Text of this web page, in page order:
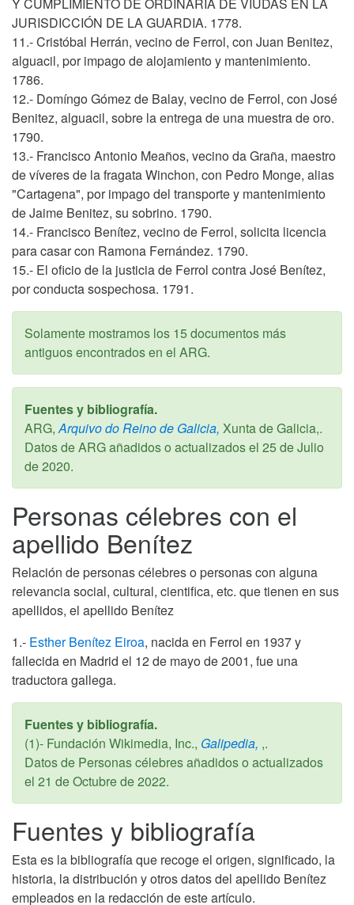
JURISDICCIÓN DE LA GUARDIA. 1778.
11.- Cristóbal Herrán, vecino de Ferrol, con Juan Benitez,
alguacil, por impago de alojamiento y mantenimiento.
1786.
12.- Domíngo Gómez de Balay, vecino de Ferrol, con José
Benitez, alguacil, sobre la entrega de una muestra de oro.
1790.
13.- Francisco Antonio Meaños, vecino da Graña, maestro
de víveres de la fragata Winchon, con Pedro Monge, alias
"Cartagena", por impago del transporte y mantenimiento
de Jaime Benitez, su sobrino. 1790.
14.- Francisco Benítez, vecino de Ferrol, solicita licencia
para casar con Ramona Fernández. 1790.
15.- El oficio de la justicia de Ferrol contra José Benítez,
por conducta sospechosa. 1791.
Solamente mostramos los 15 documentos más
antiguos encontrados en el ARG.
Fuentes y bibliografía.
ARG, Arquivo do Reino de Galicia, Xunta de Galicia,.
Datos de ARG añadidos o actualizados el 25 de Julio
de 2020.
Personas célebres con el
apellido Benítez
Relación de personas célebres o personas con alguna
relevancia social, cultural, cientifica, etc. que tienen en sus
apellidos, el apellido Benítez
1.- Esther Benítez Eiroa, nacida en Ferrol en 1937 y
fallecida en Madrid el 12 de mayo de 2001, fue una
traductora gallega.
Fuentes y bibliografía.
(1)- Fundación Wikimedia, Inc., Galipedia, ,.
Datos de Personas célebres añadidos o actualizados
el 21 de Octubre de 2022.
Fuentes y bibliografía
Esta es la bibliografía que recoge el origen, significado, la
historia, la distribución y otros datos del apellido Benítez
empleados en la redacción de este artículo.